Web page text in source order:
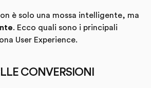
è solo una mossa intelligente, ma
. Ecco quali sono i principali
User Experience.
CONVERSIONI